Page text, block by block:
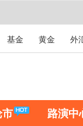
基金 黄金 外
市 路演中